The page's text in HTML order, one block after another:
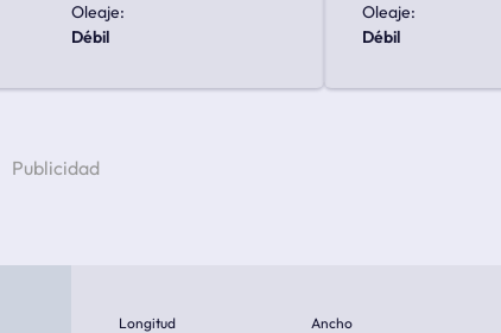
Oleaje:
débil
Oleaje:
débil
Longitud Ancho